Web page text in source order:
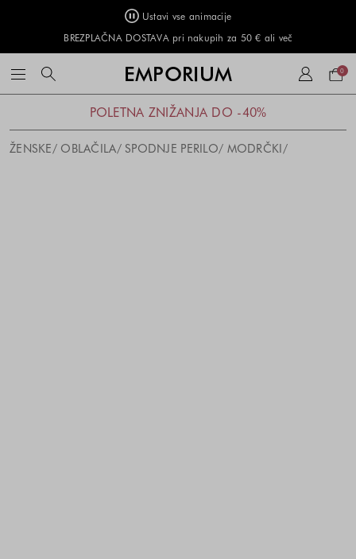
Ustavi vse animacije
BREZPLAČNA DOSTAVA pri nakupih za 50 € ali več
EMPORIUM 0
POLETNA ZNIŽANJA DO -40%
ŽENSKE OBLAČILA SPODNJE PERILO MODRČKI